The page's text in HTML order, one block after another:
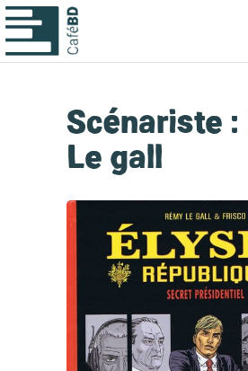
Scénariste :
Le gall